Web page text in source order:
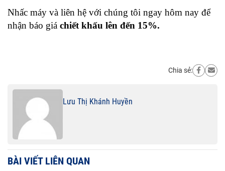
Nhấc máy và liên hệ với chúng tôi ngay hôm nay để
nhận báo giá chiết khấu lên đến 15%.
Chia sẻ:
Lưu Thị Khánh Huyền
BÀI VIẾT LIÊN QUAN